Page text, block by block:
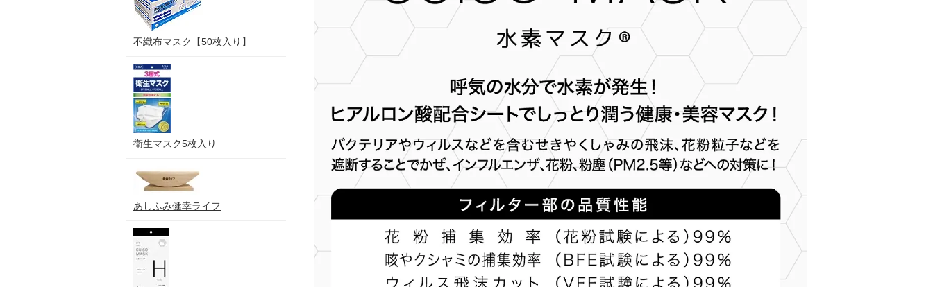
不織布マスク【50枚入り】
衛生マスク5枚入り
あしふみ健幸ライフ